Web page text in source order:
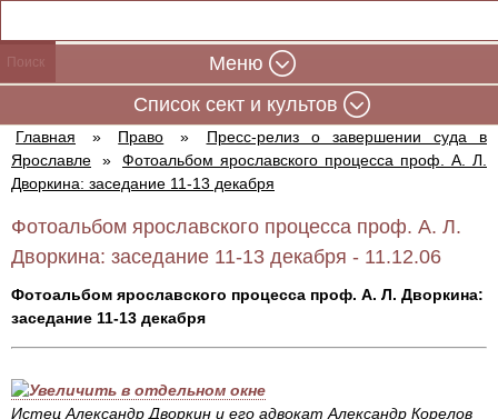
Меню
Cписок сект и культов
Главная » Право »
Пресс-релиз о завершении суда в
Ярославле
»
Фотоальбом ярославского процесса проф. А. Л.
Дворкина: заседание 11-13 декабря
Фотоальбом ярославского процесса проф. А. Л.
Дворкина: заседание 11-13 декабря - 11.12.06
Фотоальбом ярославского процесса проф. А. Л. Дворкина:
заседание 11-13 декабря
Истец Александр Дворкин и его адвокат Александр Корелов